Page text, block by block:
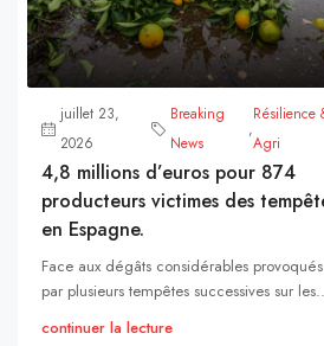
juillet 23,
2026
Breaking
News
,
Résilience
Agri
4,8 millions d’euros pour 874
producteurs victimes des
en Espagne.
Face aux dégâts considérables provoqués
par plusieurs tempêtes successives sur
continuer la lecture